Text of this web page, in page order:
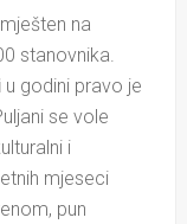
na
stanovnika.
u godini pravo je
se vole
i
mjeseci
pun